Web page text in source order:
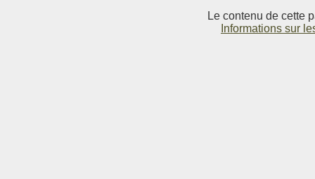
Le contenu de cette
Informations sur